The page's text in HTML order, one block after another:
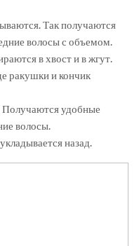
Так получаются
волосы с объемом.
в хвост и в жгут.
ракушки и кончик
Получаются удобные
волосы.
назад.